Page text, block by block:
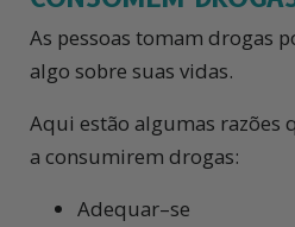
As pessoas tomam drogas
algo sobre suas vidas.
Aqui estão algumas razões
a consumirem drogas:
Adequar–se